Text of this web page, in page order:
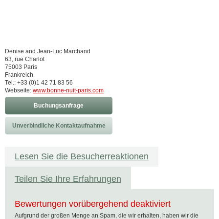
Denise and Jean-Luc Marchand
63, rue Charlot
75003 Paris
Frankreich
Tel.: +33 (0)1 42 71 83 56
Webseite: www.bonne-nuit-paris.com
Buchungsanfrage
Unverbindliche Kontaktaufnahme
Lesen Sie die Besucherreaktionen
Teilen Sie Ihre Erfahrungen
Bewertungen vorübergehend deaktiviert
Aufgrund der großen Menge an Spam, die wir erhalten, haben wir die